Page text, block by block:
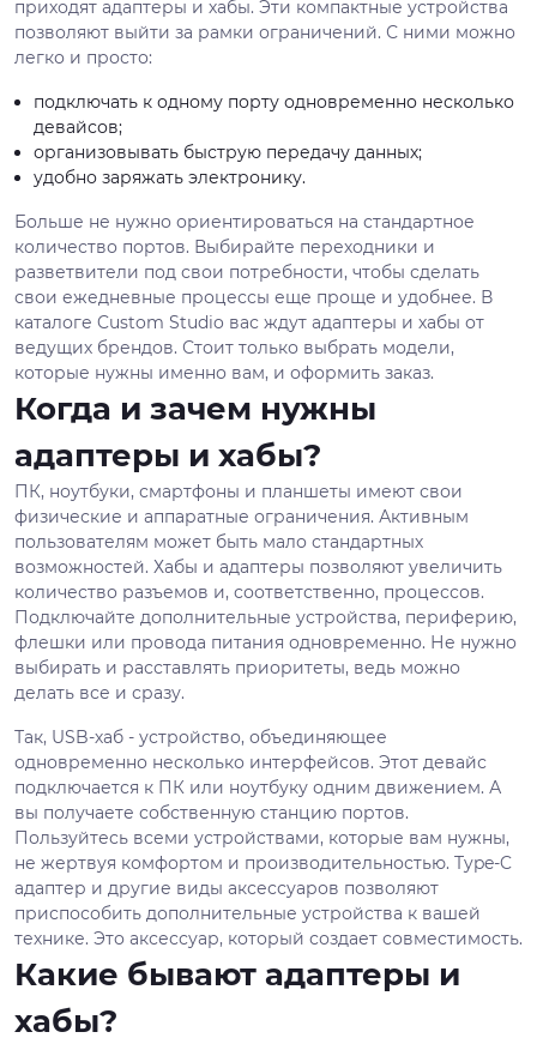
приходят адаптеры и хабы. Эти компактные устройства
позволяют выйти за рамки ограничений. С ними можно
легко и просто:
подключать к одному порту одновременно несколько
девайсов;
организовывать быструю передачу данных;
удобно заряжать электронику.
Больше не нужно ориентироваться на стандартное
количество портов. Выбирайте переходники и
разветвители под свои потребности, чтобы сделать
свои ежедневные процессы еще проще и удобнее. В
каталоге Custom Studio вас ждут адаптеры и хабы от
ведущих брендов. Стоит только выбрать модели,
которые нужны именно вам, и оформить заказ.
Когда и зачем нужны
адаптеры и хабы?
ПК, ноутбуки, смартфоны и планшеты имеют свои
физические и аппаратные ограничения. Активным
пользователям может быть мало стандартных
возможностей. Хабы и адаптеры позволяют увеличить
количество разъемов и, соответственно, процессов.
Подключайте дополнительные устройства, периферию,
флешки или провода питания одновременно. Не нужно
выбирать и расставлять приоритеты, ведь можно
делать все и сразу.
Так, USB-хаб - устройство, объединяющее
одновременно несколько интерфейсов. Этот девайс
подключается к ПК или ноутбуку одним движением. А
вы получаете собственную станцию портов.
Пользуйтесь всеми устройствами, которые вам нужны,
не жертвуя комфортом и производительностью. Type-C
адаптер и другие виды аксессуаров позволяют
приспособить дополнительные устройства к вашей
технике. Это аксессуар, который создает совместимость.
Какие бывают адаптеры и
хабы?